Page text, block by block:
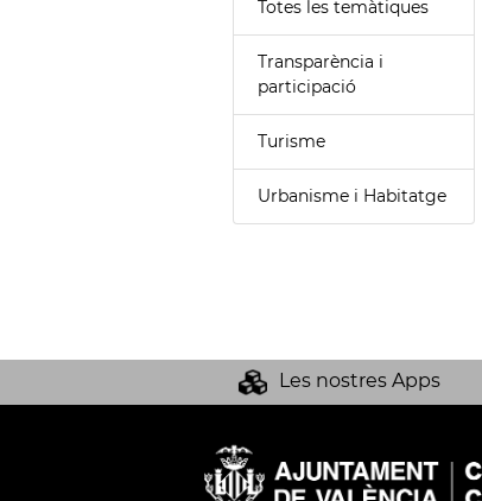
Totes les temàtiques
Transparència i
participació
Turisme
Urbanisme i Habitatge
Les nostres Apps